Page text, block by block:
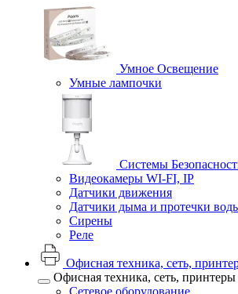
Умное Освещение
Умные лампочки
Системы
Видеокамеры WI-FI, IP
Датчики движения
Датчики дыма и протечки
Сирены
Реле
Офисная техника, cеть,
Офисная техника, cеть, принтеры
Сетевое оборудование